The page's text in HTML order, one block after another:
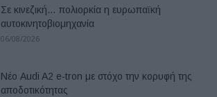
Σε κινεζική… πολιορκία η ευρωπαϊκή
αυτοκινητοβιομηχανία
06/08/2026
Νέο Audi A2 e-tron με στόχο την κορυφή της
αποδοτικότητας